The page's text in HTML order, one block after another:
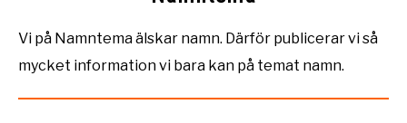
Vi på Namntema älskar namn. Därför publicerar vi så
mycket information vi bara kan på temat namn.